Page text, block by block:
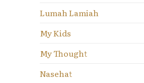
Lumah Lamiah
My Kids
My Thought
Nasehat